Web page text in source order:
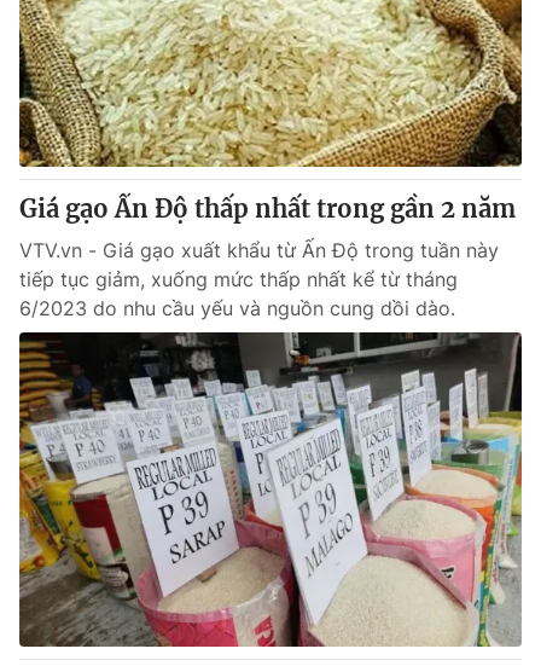
Giá gạo Ấn Độ thấp nhất trong gần 2 năm
VTV.vn - Giá gạo xuất khẩu từ Ấn Độ trong tuần này
tiếp tục giảm, xuống mức thấp nhất kể từ tháng
6/2023 do nhu cầu yếu và nguồn cung dồi dào.